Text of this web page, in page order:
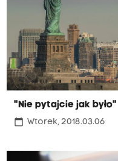
"Nie pytajcie jak było"
calendar_today Wtorek, 2018.03.06